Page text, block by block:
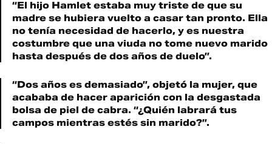
“El hijo Hamlet estaba muy triste de que su
madre se hubiera vuelto a casar tan pronto. Ella
no tenía necesidad de hacerlo, y es nuestra
costumbre que una viuda no tome nuevo marido
hasta después de dos años de duelo”.
“Dos años es demasiado”, objetó la mujer, que
acababa de hacer aparición con la desgastada
bolsa de piel de cabra. “¿Quién labrará tus
campos mientras estés sin marido?”.